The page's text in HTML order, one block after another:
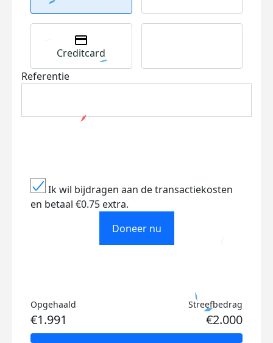
Creditcard
Referentie
Ik wil bijdragen aan de transactiekosten
en betaal €0.75 extra.
Doneer nu
Opgehaald
€1.991
Streefbedrag
€2.000